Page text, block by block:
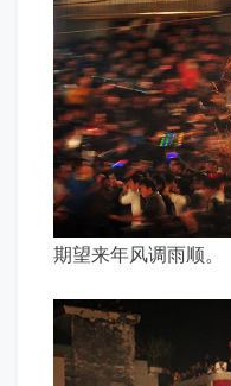
期望来年风调雨顺。